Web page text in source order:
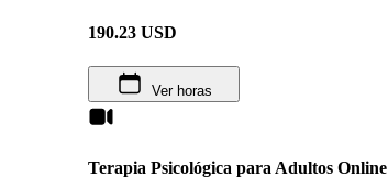
190.23 USD
Ver horas
Terapia Psicológica para Adultos Online